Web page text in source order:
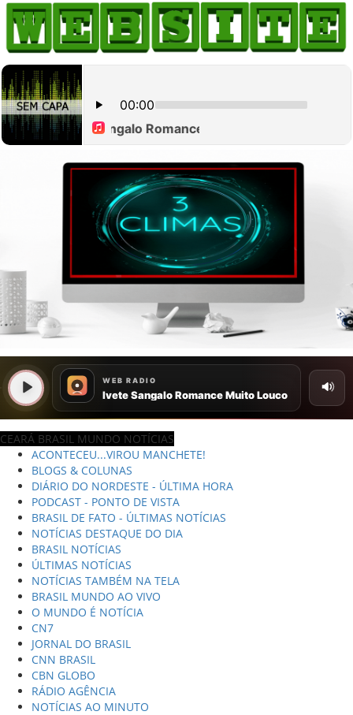
CEARÁ BRASIL MUNDO NOTÍCIAS
ACONTECEU...VIROU MANCHETE!
BLOGS & COLUNAS
DIÁRIO DO NORDESTE - ÚLTIMA HORA
PODCAST - PONTO DE VISTA
BRASIL DE FATO - ÚLTIMAS NOTÍCIAS
NOTÍCIAS DESTAQUE DO DIA
BRASIL NOTÍCIAS
ÚLTIMAS NOTÍCIAS
NOTÍCIAS TAMBÉM NA TELA
BRASIL MUNDO AO VIVO
O MUNDO É NOTÍCIA
CN7
JORNAL DO BRASIL
CNN BRASIL
CBN GLOBO
RÁDIO AGÊNCIA
NOTÍCIAS AO MINUTO